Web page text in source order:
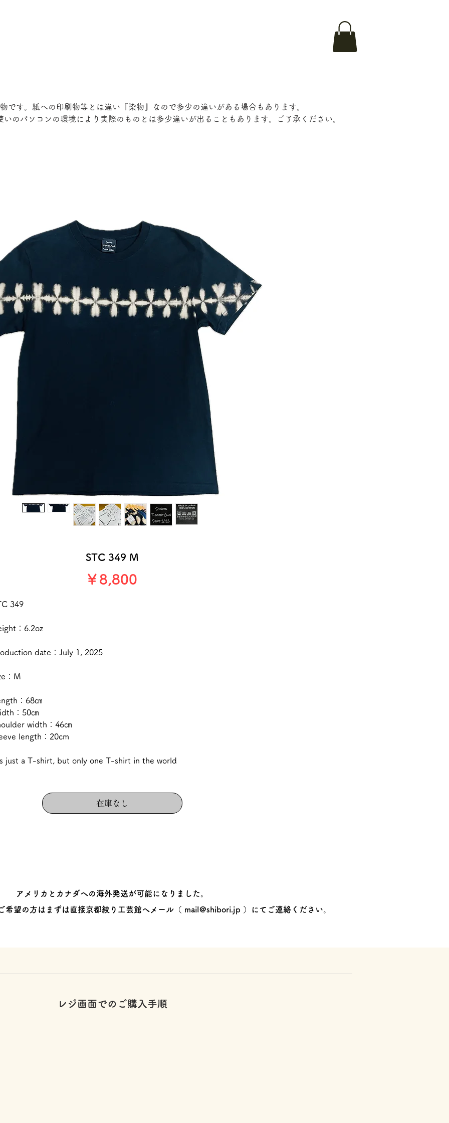
です。紙への印刷物等とは違い『染物』なので多少の違いがある場合もあります。
いのパソコンの環境により実際のものとは多少違いが出ることもあります。ご了承ください。
STC 349 M
￥8,800価
349
：6.2oz
date：July 1, 2025
：M
：68㎝
：50㎝
width：46㎝
length：20cm
just a T-shirt, but only one T-shirt in the world
在庫なし
アメリカとカナダへの海外発送が可能になりました。
希望の方はまずは直接京都絞り工芸館へメール（ mail@shibori.jp ）にてご連絡ください。
レジ画面でのご購入手順